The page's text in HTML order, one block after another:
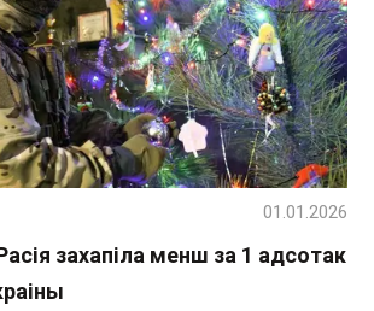
захапіла менш за 1 адсотак
01.01.2026